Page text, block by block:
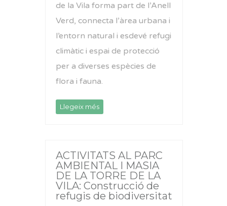
de la Vila forma part de l’Anell
Verd, connecta l’àrea urbana i
l’entorn natural i esdevé refugi
climàtic i espai de protecció
per a diverses espècies de
flora i fauna.
Llegeix més
ACTIVITATS AL PARC
AMBIENTAL I MASIA
DE LA TORRE DE LA
VILA: Construcció de
refugis de biodiversitat